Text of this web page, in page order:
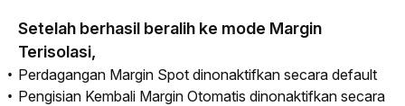
Setelah berhasil beralih ke mode Margin
Terisolasi,
Perdagangan Margin Spot dinonaktifkan secara default
Pengisian Kembali Margin Otomatis dinonaktifkan secara